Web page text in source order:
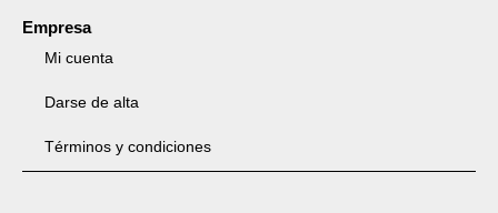
Empresa
Mi cuenta
Darse de alta
Términos y condiciones